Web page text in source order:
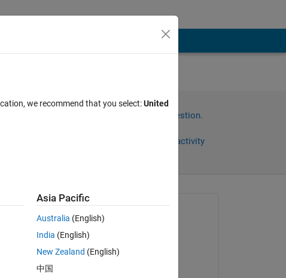
ちカ
Sign in to answer this question.
Sign in to follow activity
大縮
，
on 25 May 2018
we recommend that you select:United
Asia Pacific
Australia (English)
India (English)
New Zealand (English)
中国